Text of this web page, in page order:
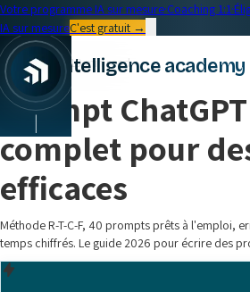
|
Votre programme IA sur mesure·Coaching 1:1·
IA sur mesureC'est gratuit →
intelligence academy
← Blog
Formation IA• 19 min read
Prompt
complet pour
efficaces
Méthode R-T-C-F, 40 prompts prêts à l'emploi,
temps chiffrés. Le guide 2026 pour écrire des